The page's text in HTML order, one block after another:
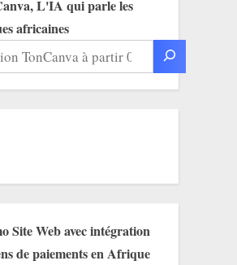
L'IA qui parle les
africaines
Site Web avec intégration
de paiements en Afrique